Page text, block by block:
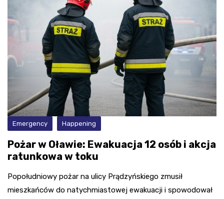
Emergency Happening
Pożar w Oławie: Ewakuacja 12 osób i akcja
ratunkowa w toku
Popołudniowy pożar na ulicy Prądzyńskiego zmusił
mieszkańców do natychmiastowej ewakuacji i spowodował